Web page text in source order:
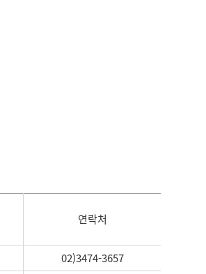
연락처
02)3474-3657